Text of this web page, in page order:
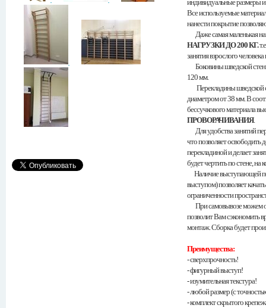
индивидуальные размеры
Все используемые
нанести покрытие
Даже самая маленькая
НАГРУЗКИ ДО 200 КГ.
занятия взрослого
Боковины шведской
120 мм.
Перекладины шведской
диаметром от 38 мм. В
бессучкового материала
ПРОВОРАЧИВАНИЯ.
Для удобства занятий
что позволяет освободить
перекладиной и делает
будет чертить по стене, на
Наличие выступающей
выступом) позволяет
ограниченности
При самовывозе можем
позволит Вам сэкономить
монтаж. Сборка будет
Преимущества:
- сверхпрочность!
- фигурный выступ!
- изумительная текстура!
- любой размер (с
- комплект скрытого